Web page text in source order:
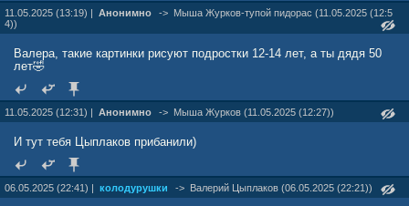
11.05.2025 (13:19) | Анонимно -> Мыша Жуpков-тупой пидорас (11.05.2025 (12:5
4))
Валера, такие картинки рисуют подростки 12-14 лет, а ты дядя 50
лет🤣
11.05.2025 (12:31) | Анонимно -> Мыша Жуpков (11.05.2025 (12:27))
И тут тебя Цыплаков прибанили)
06.05.2025 (22:41) | колодурушки -> Валерий Цыплаков (06.05.2025 (22:21))